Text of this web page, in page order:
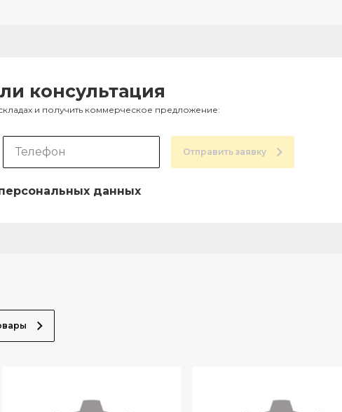
консультация
и получить коммерческое предложение:
Отправить заявку
данных